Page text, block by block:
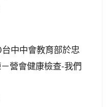
中中會教育部於忠
營會健康檢查-我們